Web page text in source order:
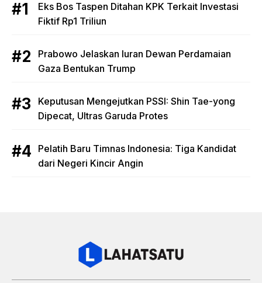
Eks Bos Taspen Ditahan KPK Terkait Investasi
Fiktif Rp1 Triliun
Prabowo Jelaskan Iuran Dewan Perdamaian
Gaza Bentukan Trump
Keputusan Mengejutkan PSSI: Shin Tae-yong
Dipecat, Ultras Garuda Protes
Pelatih Baru Timnas Indonesia: Tiga Kandidat
dari Negeri Kincir Angin